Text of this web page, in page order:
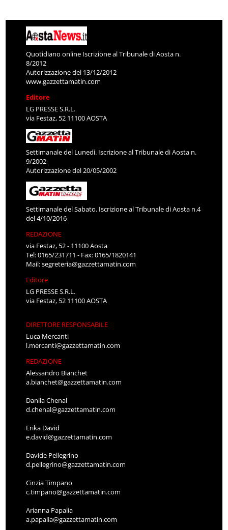
Quotidiano online Iscrizione al Tribunale di Aosta n.
8/2012
Autorizzazione del 13/12/2012
www.gazzettamatin.com
Editore
LG PRESSE S.R.L.
via Festaz, 52 11100 AOSTA
Settimanale del Lunedì. Iscrizione al Tribunale di Aosta n.
9/2002
Autorizzazione del 20/05/2002
Settimanale del Sabato. Iscrizione al Tribunale di Aosta n.4
del 4/10/2016
REDAZIONE
via Festaz, 52 - 11100 Aosta
Tel: 0165/231711 - Fax: 0165/1820141
Mail:segreteria@gazzettamatin.com
Editore
LG PRESSE S.R.L.
via Festaz, 52 11100 AOSTA
DIRETTORE RESPONSABILE
Luca Mercanti
l.mercanti@gazzettamatin.com
REDAZIONE
Alessandro Bianchet
a.bianchet@gazzettamatin.com
Danila Chenal
d.chenal@gazzettamatin.com
Erika David
e.david@gazzettamatin.com
Davide Pellegrino
d.pellegrino@gazzettamatin.com
Cinzia Timpano
c.timpano@gazzettamatin.com
Arianna Papalia
a.papalia@gazzettamatin.com